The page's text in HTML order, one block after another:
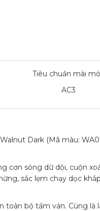
Tiêu chuẩn mài
AC3
Dark (Mã màu:
cơn sóng dữ dội, cuộn
sắc lẹm chạy dọc
toàn bộ tấm ván. Cùng